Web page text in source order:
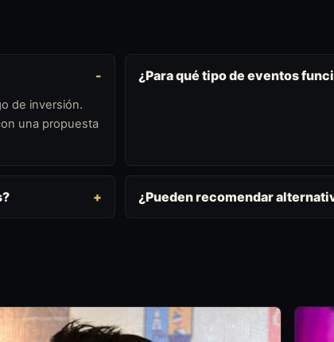
de inversión.
una propuesta
¿Para qué tipo de eventos
¿Pueden recomendar